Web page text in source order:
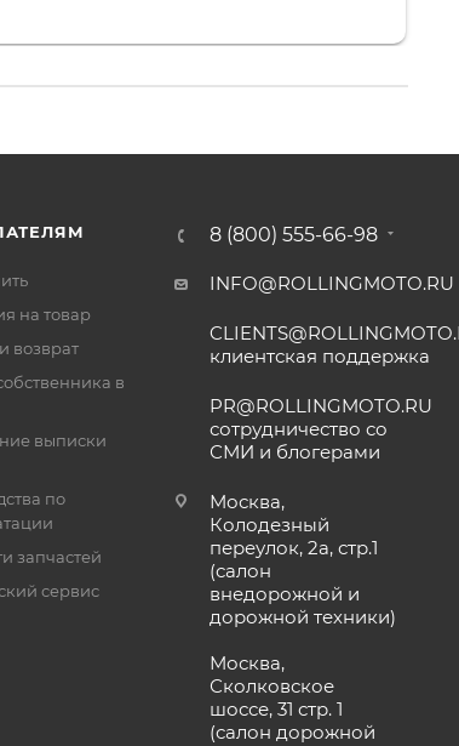
на связи, очень детально всё
на товар
возврат
в
выписки
по
запчастей
сервис
8 (800) 555-66-98
INFO@ROLLINGMOTO.RU
клиентская поддержка
PR@ROLLINGMOTO.RU
сотрудничество со
СМИ и блогерами
Москва,
Колодезный
переулок, 2а, стр.1
(салон
внедорожной и
дорожной техники)
Москва,
Сколковское
шоссе, 31 стр. 1
(салон дорожной